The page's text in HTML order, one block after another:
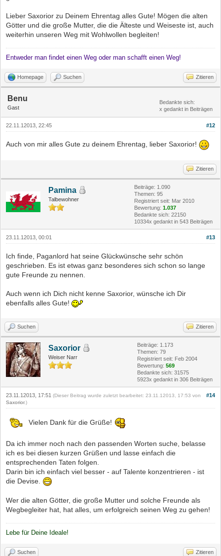
Lieber Saxorior zu Deinem Ehrentag alles Gute! Mögen die alten
Götter und die große Mutter, die die Älteste und Weiseste ist, auch
weiterhin unseren Weg mit Wohlwollen begleiten!
Entweder man findet einen Weg oder man schafft einen Weg!
Homepage Suchen Zitieren
Benu
Gast
Bedankte sich:
x gedankt in Beiträgen
#12
22.11.12013, 22:45
Auch von mir alles Gute zu deinem Ehrentag, lieber Saxorior!
Zitieren
Pamina
Talbewohner
Beiträge: 1.090
Themen: 95
Registriert seit: Mar 2010
Bewertung: 1.037
Bedankte sich: 22150
10334x gedankt in 543 Beiträgen
#13
23.11.12013, 00:01
Ich finde, Paganlord hat seine Glückwünsche sehr schön
geschrieben. Es ist etwas ganz besonderes sich schon so lange
gute Freunde zu nennen.
Auch wenn ich Dich nicht kenne Saxorior, wünsche ich Dir
ebenfalls alles Gute!
Suchen Zitieren
Saxorior
Weiser Narr
Beiträge: 1.173
Themen: 79
Registriert seit: Feb 2004
Bewertung: 569
Bedankte sich: 31575
5923x gedankt in 306 Beiträgen
#14
23.11.12013, 17:51 (Dieser Beitrag wurde zuletzt bearbeitet: 23.11.12013, 17:53 von
Saxorior.)
Vielen Dank für die Grüße!
Da ich immer noch nach den passenden Worten suche, belasse
ich es bei diesen kurzen Grüßen und lasse einfach die
entsprechenden Taten folgen.
Darin bin ich einfach viel besser - auf Talente konzentrieren - ist
die Devise.
Wer die alten Götter, die große Mutter und solche Freunde als
Wegbegleiter hat, hat alles, um erfolgreich seinen Weg zu gehen!
Lebe für Deine Ideale!
Suchen Zitieren